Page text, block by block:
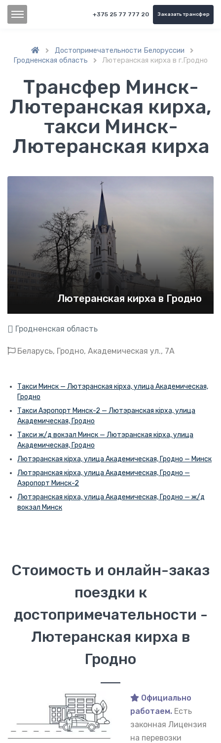
+375 25 77 777 20 Заказать трансфер
 Достопримечательности Белоруссии 
Гродненская область  Лютеранская кирха в г.Гродно
Трансфер Минск-
Лютеранская кирха,
такси Минск-
Лютеранская кирха
Лютеранская кирха в Гродно
Гродненская область
Беларусь, Гродно, Академическая ул., 7А
Такси Минск — Лютэранская кірха, улица Академическая,
Гродно
Такси Аэропорт Минск-2 — Лютэранская кірха, улица
Академическая, Гродно
Такси ж/д вокзал Минск — Лютэранская кірха, улица
Академическая, Гродно
Лютэранская кірха, улица Академическая, Гродно — Минск
Лютэранская кірха, улица Академическая, Гродно —
Аэропорт Минск-2
Лютэранская кірха, улица Академическая, Гродно — ж/д
вокзал Минск
Стоимость и онлайн-заказ
поездки к
достопримечательности -
Лютеранская кирха в
Гродно
Официально
работаем. Есть
законная Лицензия
на перевозки